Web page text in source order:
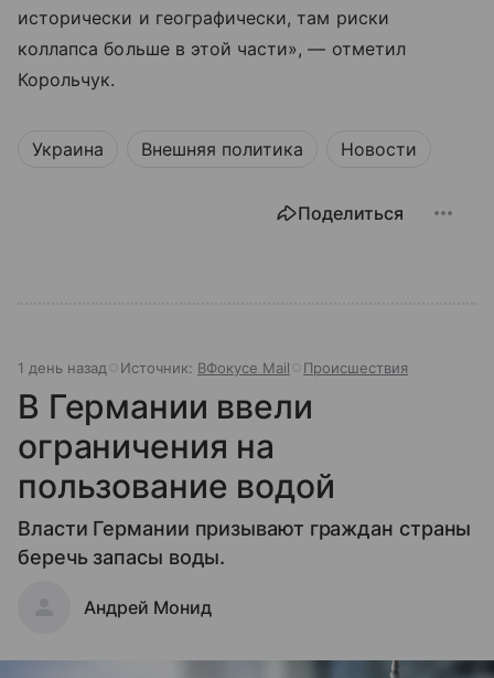
исторически и географически, там риски
коллапса больше в этой части», — отметил
Корольчук.
Украина Внешняя политика Новости
Поделиться
1 день назад Источник: ВФокусе Mail Происшествия
В Германии ввели
ограничения на
пользование водой
Власти Германии призывают граждан страны
беречь запасы воды.
Андрей Монид